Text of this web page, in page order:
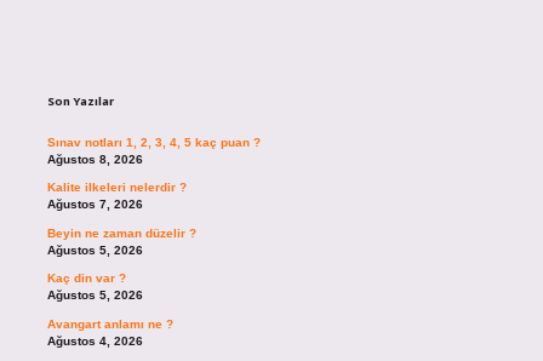
Son Yazılar
Sınav notları 1, 2, 3, 4, 5 kaç puan ?
Ağustos 8, 2026
Kalite ilkeleri nelerdir ?
Ağustos 7, 2026
Beyin ne zaman düzelir ?
Ağustos 5, 2026
Kaç din var ?
Ağustos 5, 2026
Avangart anlamı ne ?
Ağustos 4, 2026